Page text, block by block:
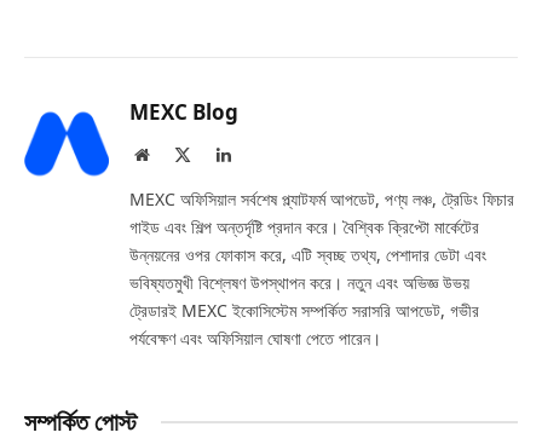
MEXC Blog
Website LinkedIn
MEXC অফিসিয়াল সর্বশেষ প্ল্যাটফর্ম আপডেট, পণ্য লঞ্চ, ট্রেডিং ফিচার
গাইড এবং শিল্প অন্তর্দৃষ্টি প্রদান করে। বৈশ্বিক ক্রিপ্টো মার্কেটের
উন্নয়নের ওপর ফোকাস করে, এটি স্বচ্ছ তথ্য, পেশাদার ডেটা এবং
ভবিষ্যতমুখী বিশ্লেষণ উপস্থাপন করে। নতুন এবং অভিজ্ঞ উভয়
ট্রেডারই MEXC ইকোসিস্টেম সম্পর্কিত সরাসরি আপডেট, গভীর
পর্যবেক্ষণ এবং অফিসিয়াল ঘোষণা পেতে পারেন।
সম্পর্কিত পোস্ট